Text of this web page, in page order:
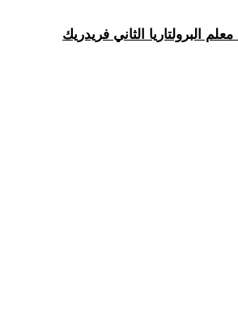
البرولتاريا الثاني فريدريك